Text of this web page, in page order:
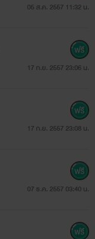
05 ส.ค. 2557 11:32 น.
17 ก.ย. 2557 23:06 น.
17 ก.ย. 2557 23:08 น.
07 ธ.ค. 2557 03:40 น.